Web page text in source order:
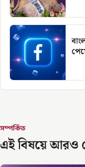
সম্পর্কিত
এই বিষয়ে আরও